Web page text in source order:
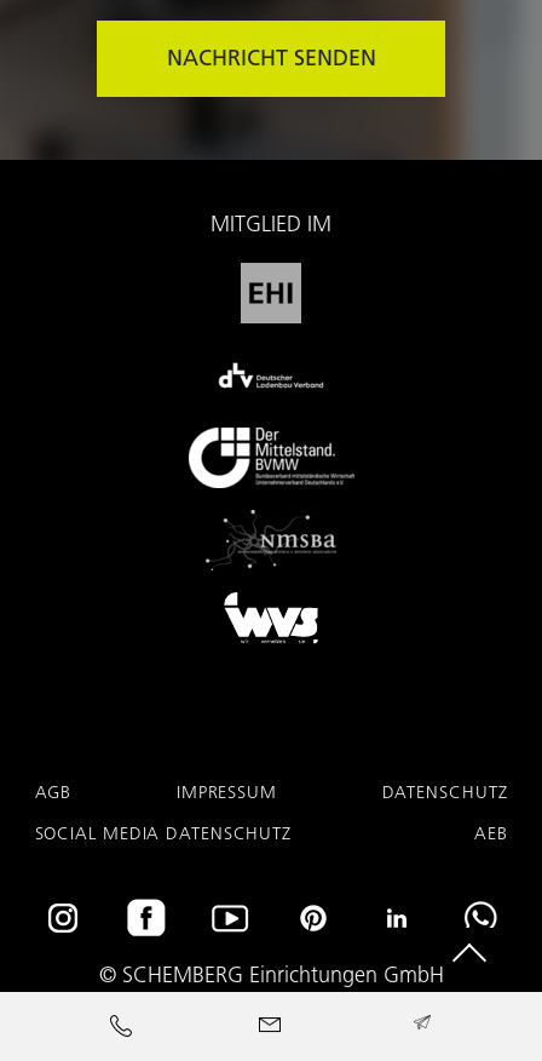
NACHRICHT SENDEN
MITGLIED IM
© SCHEMBERG Einrichtungen GmbH
AGB IMPRESSUM
DATENSCHUTZ
SOCIAL MEDIA DATENSCHUTZ
AEB